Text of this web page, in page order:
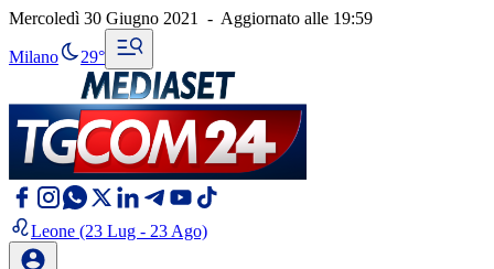
Mercoledì 30 Giugno 2021 - Aggiornato alle 19:59
Milano 29°
Leone (23 Lug - 23 Ago)